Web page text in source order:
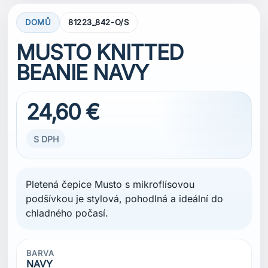
DOMŮ 81223_842-O/S
MUSTO KNITTED
BEANIE NAVY
24,60 €
S DPH
Pletená čepice Musto s mikroflísovou
podšívkou je stylová, pohodlná a ideální do
chladného počasí.
BARVA
NAVY